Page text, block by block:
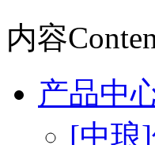
内容
产品中
[中琅